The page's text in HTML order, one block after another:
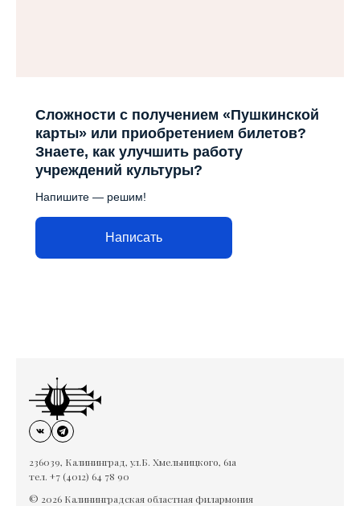
Сложности с получением «Пушкинской
карты» или приобретением билетов?
Знаете, как улучшить работу
учреждений культуры?
Напишите — решим!
Написать
236039, Калининград, ул.Б. Хмельницкого, 61а
тел. +7 (4012) 64 78 90
© 2026 Калининградская областная филармония